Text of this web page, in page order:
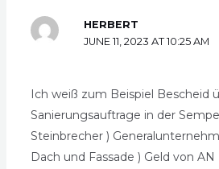
HERBERT
JUNE 11, 2023 AT 10:25 AM
Ich weiß zum Beispiel Bescheid
Sanierungsauftrage in der
Steinbrecher )
Dach und Fassade ) Geld von